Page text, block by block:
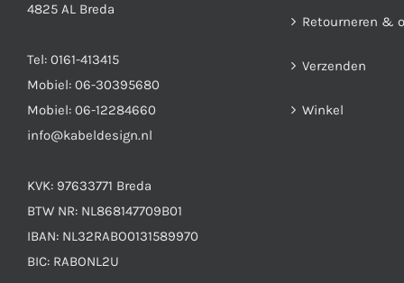
4825 AL Breda
Tel: 0161-413415
Mobiel: 06-30395680
Mobiel: 06-12284660
info@kabeldesign.nl
KVK: 97633771 Breda
BTW NR: NL868147709B01
IBAN: NL32RABO0131589970
BIC: RABONL2U
Retourneren &
Verzenden
Winkel